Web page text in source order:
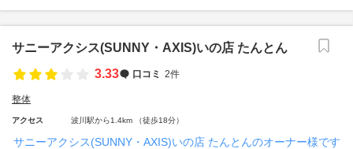
サニーアクシス(SUNNY・AXIS)いの店 たんとん
3.33
口コミ 2件
整体
アクセス 波川駅から1.4km （徒歩18分）
サニーアクシス(SUNNY・AXIS)いの店 たんとんのオーナー様です